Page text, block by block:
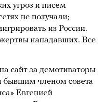
угроз и писем
не получали;
из России.
нападавших. Все
сайт за демотиваторы
членом совета
Евгенией